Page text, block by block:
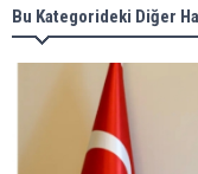
Bu Kategorideki Diğer